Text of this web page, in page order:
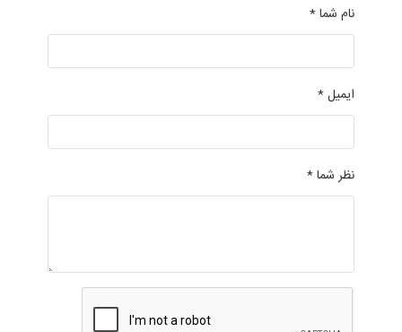
نام شما *
ایمیل *
نظر شما *